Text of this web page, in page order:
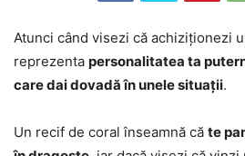
Atunci când visezi că achiziționezi
reprezenta personalitatea ta
care dai dovadă în unele situații.
Un recif de coral înseamnă că te